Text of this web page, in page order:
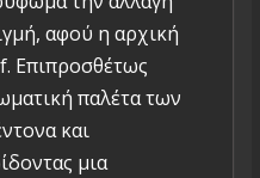
αφού η αρχική
Επιπροσθέτως
παλέτα των
και
μια